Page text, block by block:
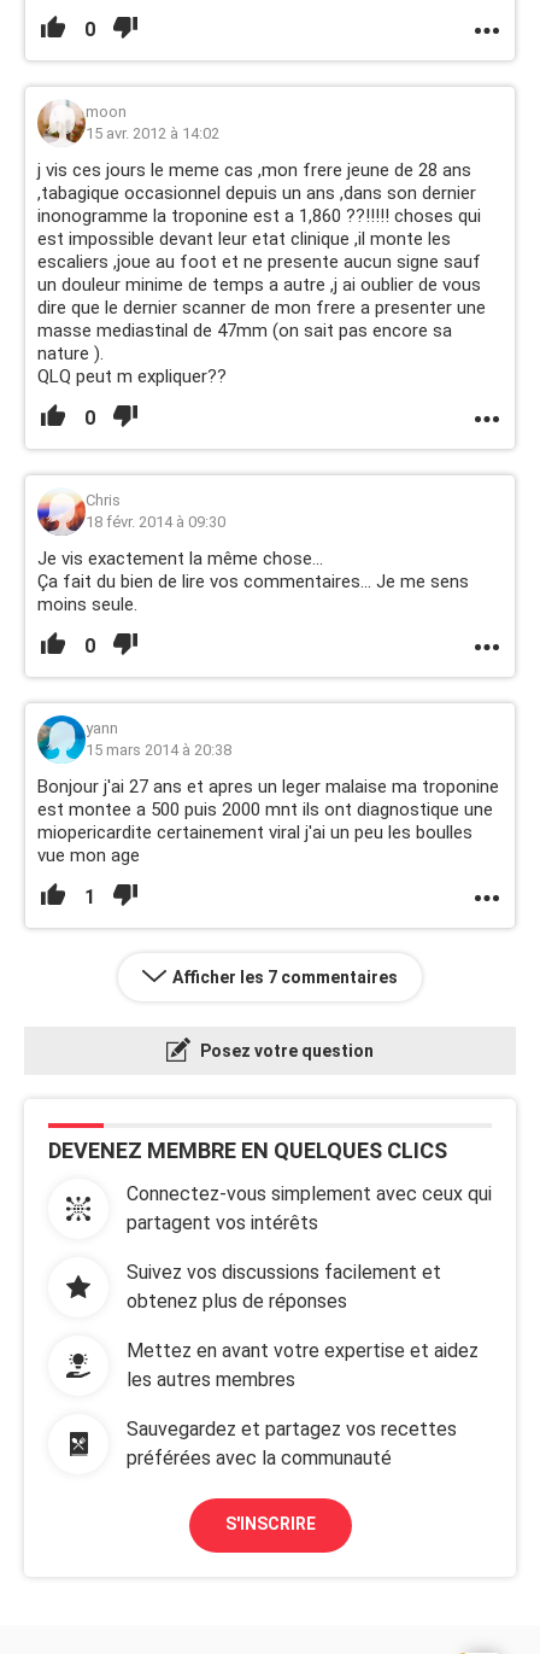
0
moon
15 avr. 2012 à 14:02
j vis ces jours le meme cas ,mon frere jeune de 28 ans
,tabagique occasionnel depuis un ans ,dans son dernier
inonogramme la troponine est a 1,860 ??!!!!! choses qui
est impossible devant leur etat clinique ,il monte les
escaliers ,joue au foot et ne presente aucun signe sauf
un douleur minime de temps a autre ,j ai oublier de vous
dire que le dernier scanner de mon frere a presenter une
masse mediastinal de 47mm (on sait pas encore sa
nature ).
QLQ peut m expliquer??
0
Chris
18 févr. 2014 à 09:30
Je vis exactement la même chose...
Ça fait du bien de lire vos commentaires... Je me sens
moins seule.
0
yann
15 mars 2014 à 20:38
Bonjour j'ai 27 ans et apres un leger malaise ma troponine
est montee a 500 puis 2000 mnt ils ont diagnostique une
miopericardite certainement viral j'ai un peu les boulles
vue mon age
1
Afficher les 7 commentaires
Posez votre question
DEVENEZ MEMBRE EN QUELQUES CLICS
Connectez-vous simplement avec ceux qui
partagent vos intérêts
Suivez vos discussions facilement et
obtenez plus de réponses
Mettez en avant votre expertise et aidez
les autres membres
Sauvegardez et partagez vos recettes
préférées avec la communauté
S'INSCRIRE